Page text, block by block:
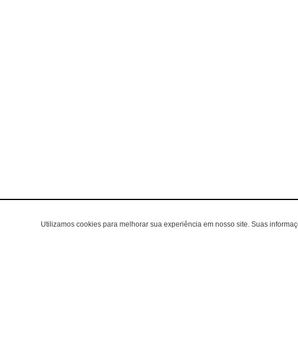
Utilizamos cookies para melhorar sua experiência em nosso site. Suas